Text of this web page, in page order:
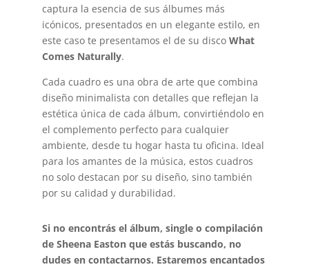
captura la esencia de sus álbumes más
icónicos, presentados en un elegante estilo, en
este caso te presentamos el de su disco What
Comes Naturally.
Cada cuadro es una obra de arte que combina
diseño minimalista con detalles que reflejan la
estética única de cada álbum, convirtiéndolo en
el complemento perfecto para cualquier
ambiente, desde tu hogar hasta tu oficina. Ideal
para los amantes de la música, estos cuadros
no solo destacan por su diseño, sino también
por su calidad y durabilidad.
Si no encontrás el álbum, single o compilación
de Sheena Easton que estás buscando, no
dudes en contactarnos. Estaremos encantados